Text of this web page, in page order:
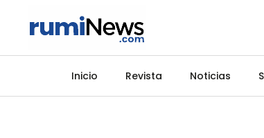
Inicio Revista Noticias